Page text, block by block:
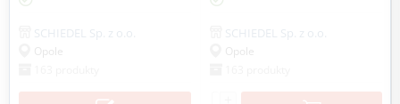
SCHIEDEL Sp. z o.o.
Opole
SCHIEDEL Sp. z o.o.
Opole